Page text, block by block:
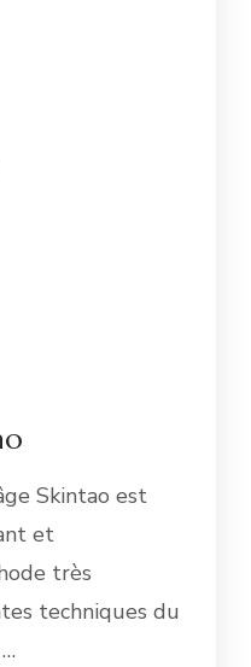
Skintao est
et
très
techniques du